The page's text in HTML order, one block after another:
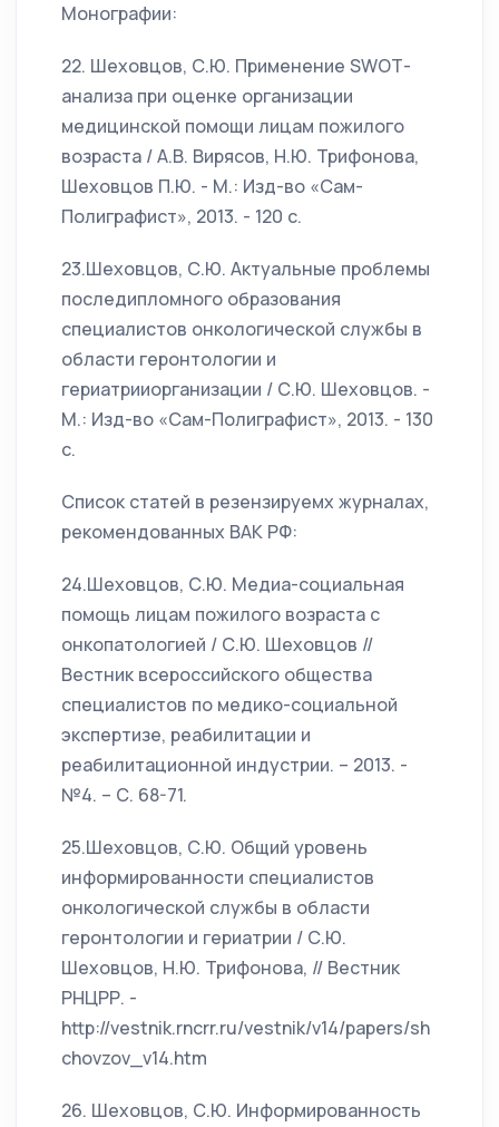
Монографии:
22. Шеховцов, С.Ю. Применение SWОТ-
анализа при оценке организации
медицинской помощи лицам пожилого
возраста / А.В. Вирясов, Н.Ю. Трифонова,
Шеховцов П.Ю. - М.: Изд-во «Сам-
Полиграфист», 2013. - 120 с.
23.Шеховцов, С.Ю. Актуальные проблемы
последипломного образования
специалистов онкологической службы в
области геронтологии и
гериатрииорганизации / С.Ю. Шеховцов. -
М.: Изд-во «Сам-Полиграфист», 2013. - 130
с.
Список статей в резензируемх журналах,
рекомендованных ВАК РФ:
24.Шеховцов, С.Ю. Медиа-социальная
помощь лицам пожилого возраста с
онкопатологией / С.Ю. Шеховцов //
Вестник всероссийского общества
специалистов по медико-социальной
экспертизе, реабилитации и
реабилитационной индустрии. – 2013. -
№4. – С. 68-71.
25.Шеховцов, С.Ю. Общий уровень
информированности специалистов
онкологической службы в области
геронтологии и гериатрии / С.Ю.
Шеховцов, Н.Ю. Трифонова, // Вестник
РНЦРР. -
http://vestnik.rncrr.ru/vestnik/v14/papers/sh
chovzov_v14.htm
26. Шеховцов, С.Ю. Информированность